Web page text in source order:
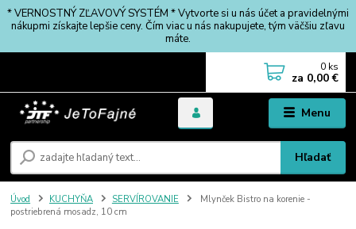
* VERNOSTNÝ ZĽAVOVÝ SYSTÉM * Vytvorte si u nás účet a pravidelnými
nákupmi získajte lepšie ceny. Čím viac u nás nakupujete, tým väčšiu zľavu
máte.
Menu
Hľadať
0 ks
za 0,00 €
Úvod KUCHYŇA SERVÍROVANIE
Mlynček Bistro na korenie -
postriebrená mosadz, 10 cm